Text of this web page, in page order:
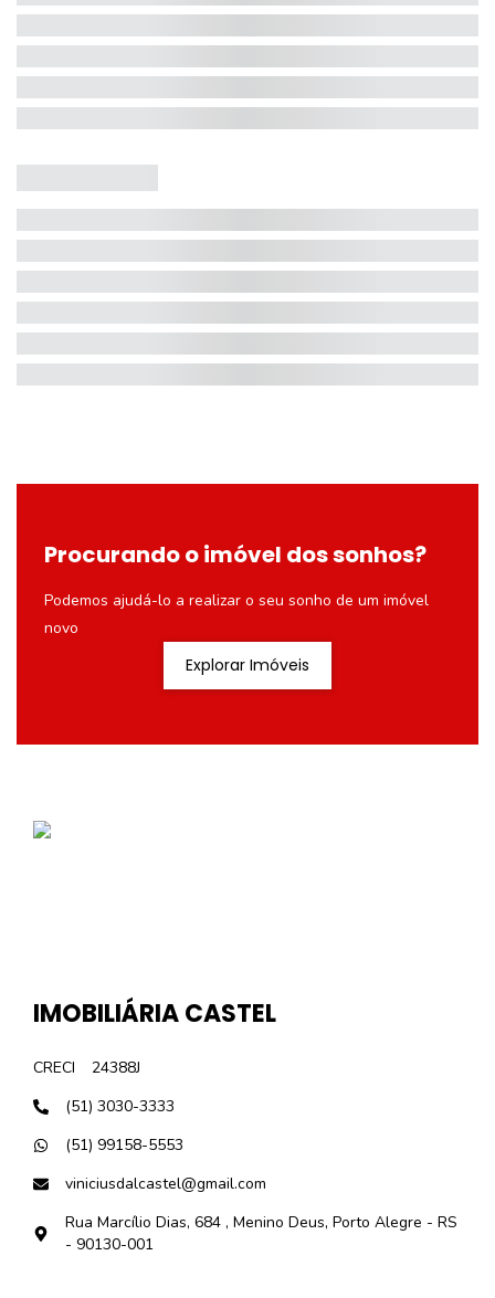
Procurando o imóvel dos sonhos?
Podemos ajudá-lo a realizar o seu sonho de um imóvel
novo
Explorar Imóveis
IMOBILIÁRIA CASTEL
CRECI
24388J
(51) 3030-3333
(51) 99158-5553
viniciusdalcastel@gmail.com
Rua Marcílio Dias, 684 , Menino Deus, Porto Alegre - RS
- 90130-001